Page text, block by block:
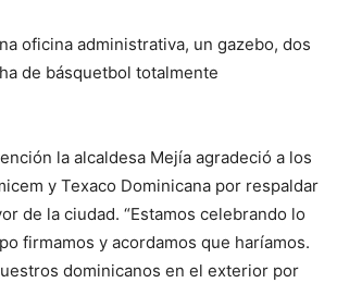
oficina administrativa, un gazebo, dos
de básquetbol totalmente
la alcaldesa Mejía agradeció a los
y Texaco Dominicana por respaldar
de la ciudad. “Estamos celebrando lo
firmamos y acordamos que haríamos.
dominicanos en el exterior por